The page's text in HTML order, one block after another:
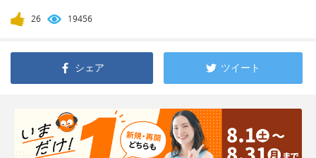
26 19456
シェア ツイート